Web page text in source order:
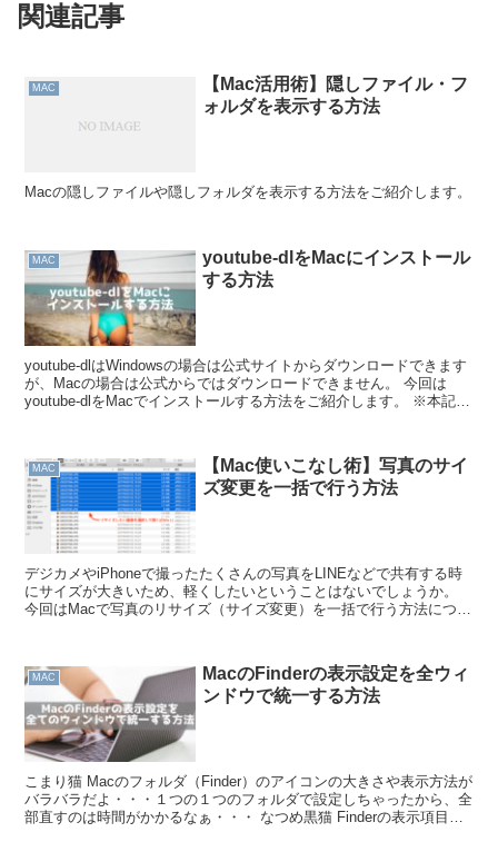
関連記事
MAC
【Mac活用術】隠しファイル・フ
ォルダを表示する方法
Macの隠しファイルや隠しフォルダを表示する方法をご紹介します。
MAC
youtube-dlをMacにインストール
する方法
youtube-dlはWindowsの場合は公式サイトからダウンロードできます
が、Macの場合は公式からではダウンロードできません。 今回は
youtube-dlをMacでインストールする方法をご紹介します。 ※本記事
MAC
【Mac使いこなし術】写真のサイ
ズ変更を一括で行う方法
デジカメやiPhoneで撮ったたくさんの写真をLINEなどで共有する時
にサイズが大きいため、軽くしたいということはないでしょうか。
今回はMacで写真のリサイズ（サイズ変更）を一括で行う方法につい
MAC
MacのFinderの表示設定を全ウィ
ンドウで統一する方法
こまり猫 Macのフォルダ（Finder）のアイコンの大きさや表示方法が
バラバラだよ・・・１つの１つのフォルダで設定しちゃったから、全
部直すのは時間がかかるなぁ・・・ なつめ黒猫 Finderの表示項目を